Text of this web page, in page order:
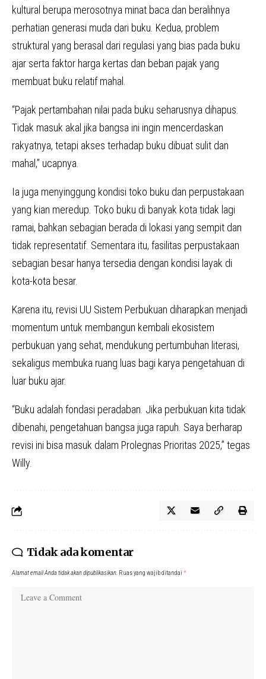
kultural berupa merosotnya minat baca dan beralihnya
perhatian generasi muda dari buku. Kedua, problem
struktural yang berasal dari regulasi yang bias pada buku
ajar serta faktor harga kertas dan beban pajak yang
membuat buku relatif mahal.
“Pajak pertambahan nilai pada buku seharusnya dihapus.
Tidak masuk akal jika bangsa ini ingin mencerdaskan
rakyatnya, tetapi akses terhadap buku dibuat sulit dan
mahal,” ucapnya.
Ia juga menyinggung kondisi toko buku dan perpustakaan
yang kian meredup. Toko buku di banyak kota tidak lagi
ramai, bahkan sebagian berada di lokasi yang sempit dan
tidak representatif. Sementara itu, fasilitas perpustakaan
sebagian besar hanya tersedia dengan kondisi layak di
kota-kota besar.
Karena itu, revisi UU Sistem Perbukuan diharapkan menjadi
momentum untuk membangun kembali ekosistem
perbukuan yang sehat, mendukung pertumbuhan literasi,
sekaligus membuka ruang luas bagi karya pengetahuan di
luar buku ajar.
“Buku adalah fondasi peradaban. Jika perbukuan kita tidak
dibenahi, pengetahuan bangsa juga rapuh. Saya berharap
revisi ini bisa masuk dalam Prolegnas Prioritas 2025,” tegas
Willy.
Tidak ada komentar
Alamat email Anda tidak akan dipublikasikan. Ruas yang wajib ditandai *